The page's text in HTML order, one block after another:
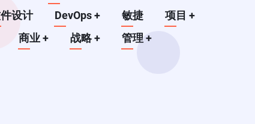
设计 DevOps+ 敏捷 项目+
商业+ 战略+ 管理+